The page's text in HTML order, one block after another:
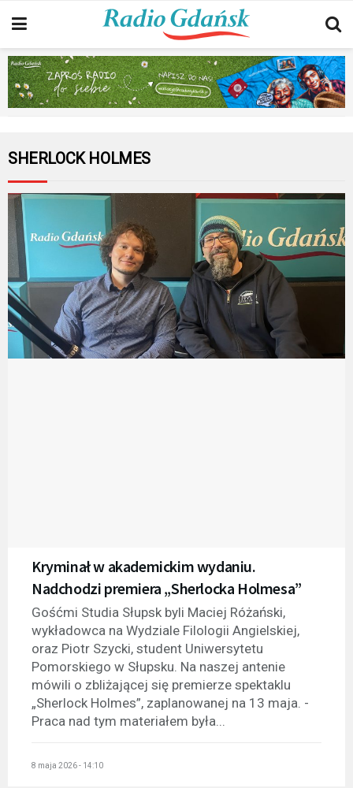
SHERLOCK HOLMES
Kryminał w akademickim wydaniu.
Nadchodzi premiera „Sherlocka Holmesa”
Gośćmi Studia Słupsk byli Maciej Różański,
wykładowca na Wydziale Filologii Angielskiej,
oraz Piotr Szycki, student Uniwersytetu
Pomorskiego w Słupsku. Na naszej antenie
mówili o zbliżającej się premierze spektaklu
„Sherlock Holmes”, zaplanowanej na 13 maja. -
Praca nad tym materiałem była...
8 maja 2026 - 14:10